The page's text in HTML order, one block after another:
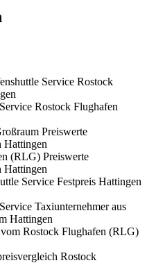
Service Rostock
Rostock Flughafen
Preiswerte
Hattingen
(RLG) Preiswerte
Hattingen
Service Festpreis Hattingen
Taxiunternehmer aus
Hattingen
Rostock Flughafen (RLG)
Rostock